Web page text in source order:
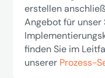
erstellen
Angebot für unser
finden Sie im
unserer Prozess-